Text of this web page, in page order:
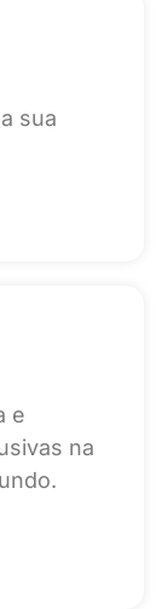
sua
e
na